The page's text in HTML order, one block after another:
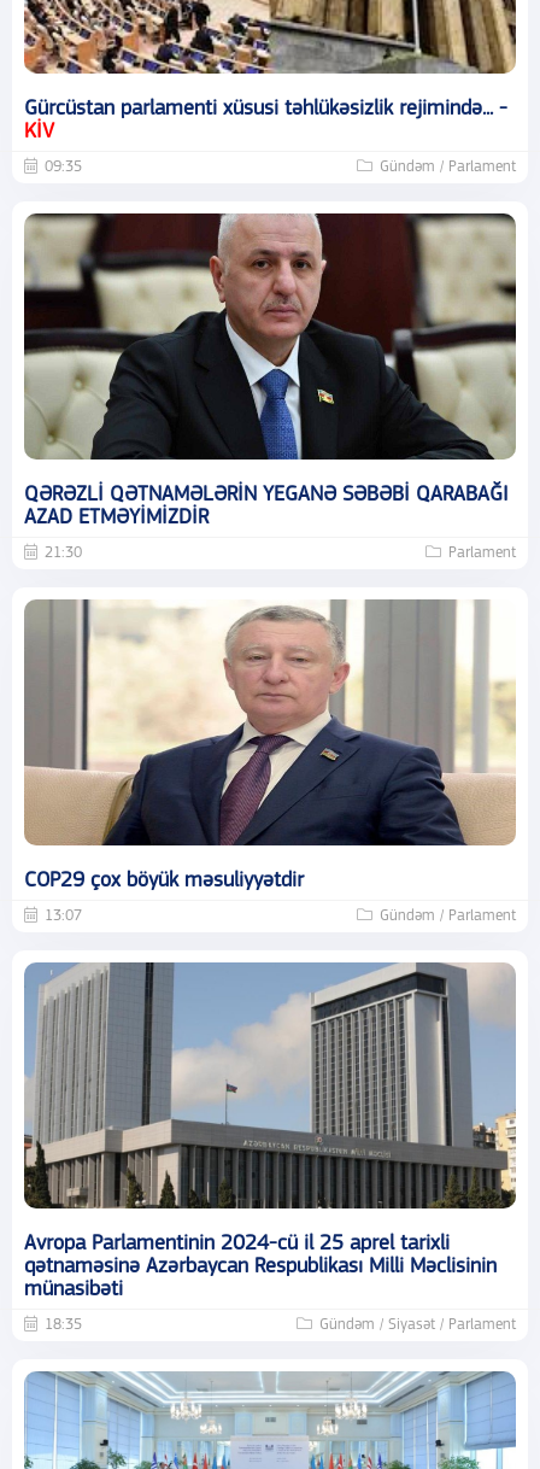
Gürcüstan parlamenti xüsusi təhlükəsizlik rejimində... -
KİV
09:35 Gündəm / Parlament
QƏRƏZLİ QƏTNAMƏLƏRİN YEGANƏ SƏBƏBİ QARABAĞI
AZAD ETMƏYİMİZDİR
21:30 Parlament
COP29 çox böyük məsuliyyətdir
13:07 Gündəm / Parlament
Avropa Parlamentinin 2024-cü il 25 aprel tarixli
qətnaməsinə Azərbaycan Respublikası Milli Məclisinin
münasibəti
18:35 Gündəm / Siyasət / Parlament